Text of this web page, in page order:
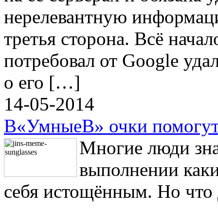
нерелевантную
третья сторона. Всё
потребовал от Google
о его […]
14-05-2014
В«УмныеВ» очки
Многие люди
выполнении
себя истощённым. Но что